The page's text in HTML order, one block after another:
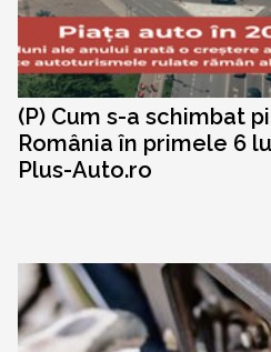
(P) Cum s-a schimbat
România în primele 6
Plus-Auto.ro